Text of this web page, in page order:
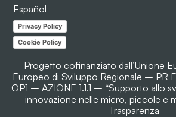
Español
Privacy Policy
Cookie Policy
Progetto cofinanziato dall’Unione
Europeo di Sviluppo Regionale – PR
OP1 – AZIONE 1.1.1 – “Supporto allo
innovazione nelle micro, piccole e
Trasparenza